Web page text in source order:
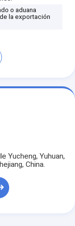
o aduana
la exportación
Yucheng, Yuhuan,
China.